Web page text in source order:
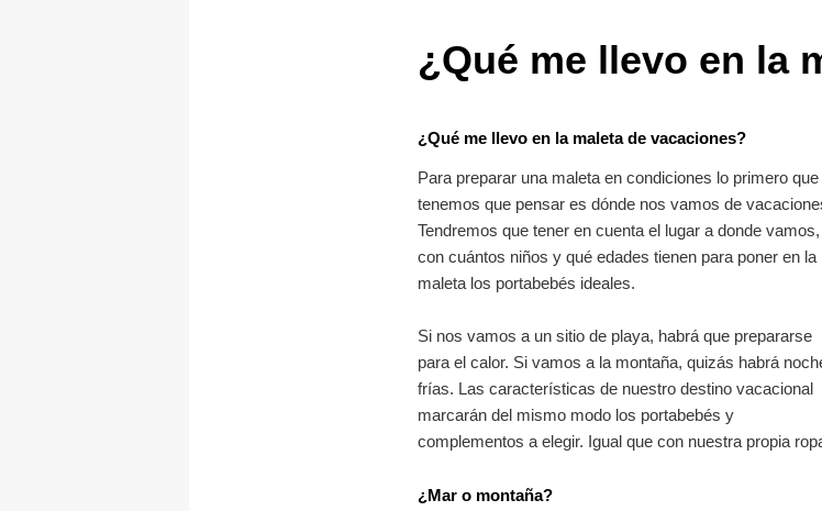
¿Qué me llevo en la
¿Qué me llevo en la maleta de vacaciones?
Para preparar una maleta en condiciones lo primero que
tenemos que pensar es dónde nos vamos de
Tendremos que tener en cuenta el lugar a donde vamos,
con cuántos niños y qué edades tienen para poner en la
maleta los portabebés ideales.
Si nos vamos a un sitio de playa, habrá que prepararse
para el calor. Si vamos a la montaña, quizás habrá
frías. Las características de nuestro destino vacacional
marcarán del mismo modo los portabebés y
complementos a elegir. Igual que con nuestra propia
¿Mar o montaña?